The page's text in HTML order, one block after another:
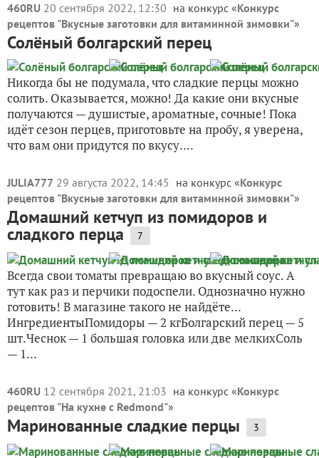
460RU 20 сентября 2022, 12:30 на конкурс «Конкурс
рецептов "Вкусные заготовки для витаминной зимовки"»
Солёный болгарский перец
Никогда бы не подумала, что сладкие перцы можно
солить. Оказывается, можно! Да какие они вкусные
получаются — душистые, ароматные, сочные! Пока
идёт сезон перцев, приготовьте на пробу, я уверена,
что вам они придутся по вкусу....
JULIA777 29 августа 2022, 14:45 на конкурс «Конкурс
рецептов "Вкусные заготовки для витаминной зимовки"»
Домашний кетчуп из помидоров и
сладкого перца 7
Всегда свои томаты превращаю во вкусный соус. А
тут как раз и перчики подоспели. Однозначно нужно
готовить! В магазине такого не найдёте...
ИнгредиентыПомидоры — 2 кгБолгарский перец — 5
шт.Чеснок — 1 большая головка или две мелкихСоль
— 1...
460RU 12 сентября 2021, 21:03 на конкурс «Конкурс
рецептов "На кухне с Redmond"»
Маринованные сладкие перцы 3